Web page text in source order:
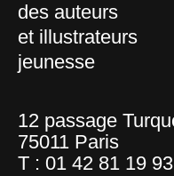
des auteurs
et illustrateurs
jeunesse
12 passage
75011 Paris
T : 01 42 81 19 93